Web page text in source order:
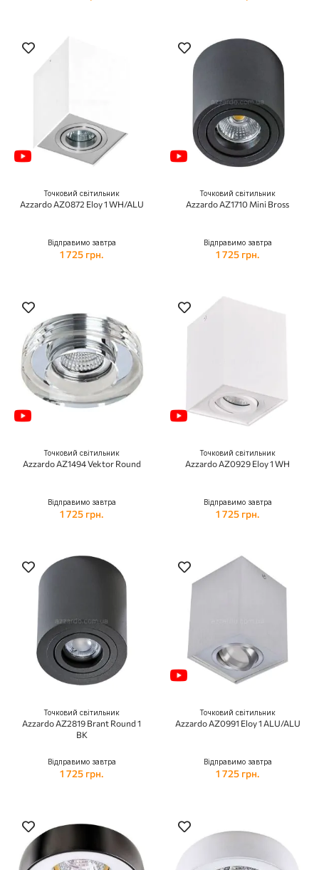
Точковий світильник
Azzardo AZ0872 Eloy 1 WH/ALU
Відправимо завтра
1 725 грн.
Точковий світильник
Azzardo AZ1710 Mini Bross
Відправимо завтра
1 725 грн.
Точковий світильник
Azzardo AZ1494 Vektor Round
Відправимо завтра
1 725 грн.
Точковий світильник
Azzardo AZ0929 Eloy 1 WH
Відправимо завтра
1 725 грн.
Точковий світильник
Azzardo AZ2819 Brant Round 1
BK
Відправимо завтра
1 725 грн.
Точковий світильник
Azzardo AZ0991 Eloy 1 ALU/ALU
Відправимо завтра
1 725 грн.